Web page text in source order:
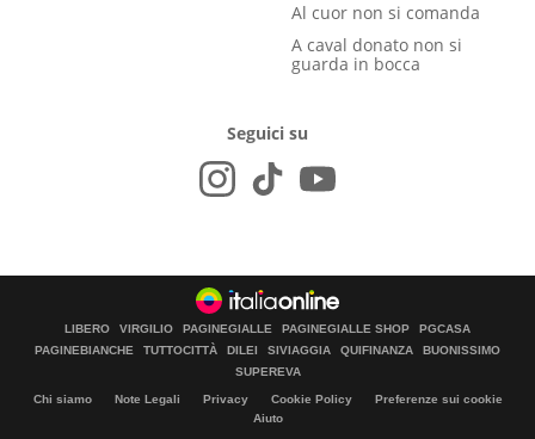
Al cuor non si comanda
A caval donato non si
guarda in bocca
Seguici su
LIBERO VIRGILIO PAGINEGIALLE PAGINEGIALLE SHOP
PGCASA
PAGINEBIANCHE
TUTTOCITTÀ DILEI SIVIAGGIA QUIFINANZA
BUONISSIMO
SUPEREVA
Chi siamo Note Legali Privacy Cookie Policy
Preferenze sui cookie
Aiuto